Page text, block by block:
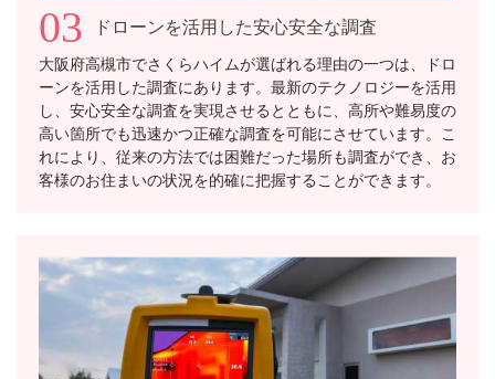
03 ドローンを活用した安心安全な調査
大阪府高槻市でさくらハイムが選ばれる理由の一つは、ドロ
ーンを活用した調査にあります。最新のテクノロジーを活用
し、安心安全な調査を実現させるとともに、高所や難易度の
高い箇所でも迅速かつ正確な調査を可能にさせています。こ
れにより、従来の方法では困難だった場所も調査ができ、お
客様のお住まいの状況を的確に把握することができます。